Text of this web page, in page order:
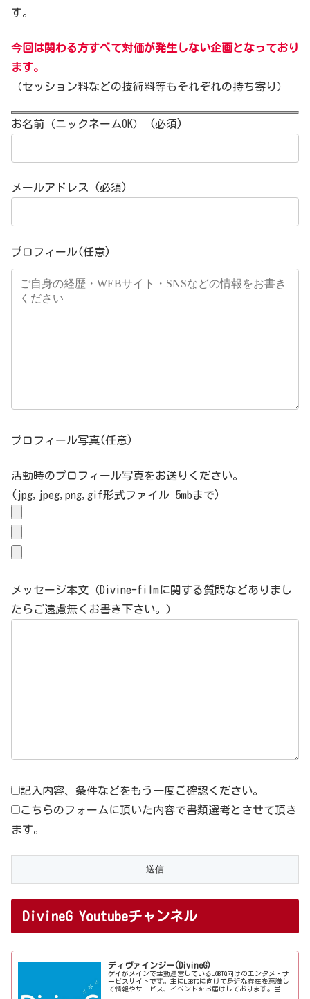
す。
今回は関わる方すべて対価が発生しない企画となっており
ます。
（セッション料などの技術料等もそれぞれの持ち寄り）
お名前（ニックネームOK） (必須)
メールアドレス (必須)
プロフィール(任意)
プロフィール写真(任意)
活動時のプロフィール写真をお送りください。
(jpg,jpeg,png,gif形式ファイル 5mbまで)
メッセージ本文（Divine-filmに関する質問などありまし
たらご遠慮無くお書き下さい。）
記入内容、条件などをもう一度ご確認ください。
こちらのフォームに頂いた内容で書類選考とさせて頂き
ます。
DivineG Youtubeチャンネル
ディヴァインジー(DivineG)
ゲイがメインで活動運営しているLGBTQ向けのエンタメ・サ
ービスサイトです。主にLGBTQに向けて身近な存在を意識し
て情報やサービス、イベントをお届けしております。当事